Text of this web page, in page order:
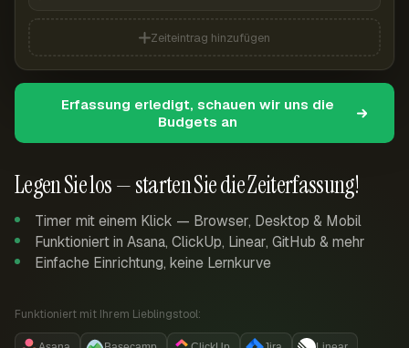
Legen Sie los — starten Sie die Zeiterfassung!
Timer mit einem Klick — Browser, Desktop & Mobil
Funktioniert in Asana, ClickUp, Linear, GitHub & mehr
Einfache Einrichtung, keine Lernkurve
Funktioniert mit Ihrem Lieblingstool:
Zeiteintrag hinzufügen
Erfassung erledigt, schauen wir uns die
Budgets an